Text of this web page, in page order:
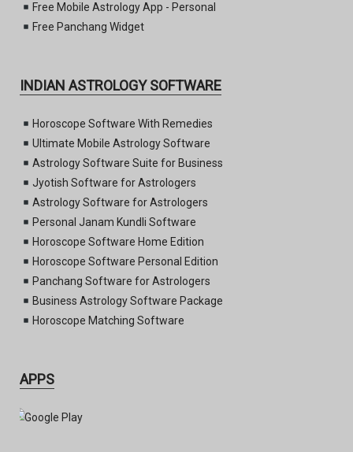
Free Mobile Astrology App - Personal
Free Panchang Widget
INDIAN ASTROLOGY SOFTWARE
Horoscope Software With Remedies
Ultimate Mobile Astrology Software
Astrology Software Suite for Business
Jyotish Software for Astrologers
Astrology Software for Astrologers
Personal Janam Kundli Software
Horoscope Software Home Edition
Horoscope Software Personal Edition
Panchang Software for Astrologers
Business Astrology Software Package
Horoscope Matching Software
APPS